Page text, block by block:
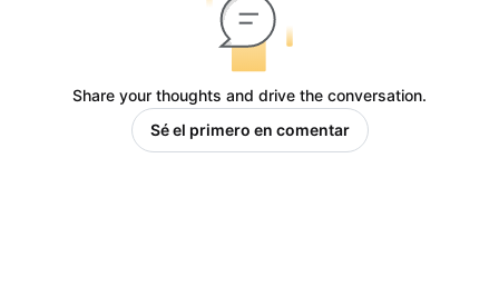
Share your thoughts and drive the conversation.
Sé el primero en comentar